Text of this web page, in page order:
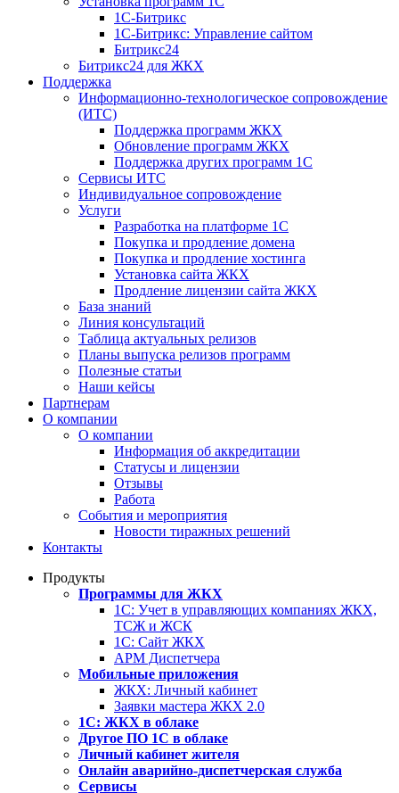
1С-Битрикс
1С-Битрикс: Управление сайтом
Битрикс24
Битрикс24 для ЖКХ
Поддержка
Информационно-технологическое сопровождение
(ИТС)
Поддержка программ ЖКХ
Обновление программ ЖКХ
Поддержка других программ 1С
Сервисы ИТС
Индивидуальное сопровождение
Услуги
Разработка на платформе 1С
Покупка и продление домена
Покупка и продление хостинга
Установка сайта ЖКХ
Продление лицензии сайта ЖКХ
База знаний
Линия консультаций
Таблица актуальных релизов
Планы выпуска релизов программ
Полезные статьи
Наши кейсы
Партнерам
О компании
О компании
Информация об аккредитации
Статусы и лицензии
Отзывы
Работа
События и мероприятия
Новости тиражных решений
Контакты
Продукты
Программы для ЖКХ
1С: Учет в управляющих компаниях ЖКХ,
ТСЖ и ЖСК
1С: Сайт ЖКХ
АРМ Диспетчера
Мобильные приложения
ЖКХ: Личный кабинет
Заявки мастера ЖКХ 2.0
1С: ЖКХ в облаке
Другое ПО 1С в облаке
Личный кабинет жителя
Онлайн аварийно-диспетчерская служба
Сервисы